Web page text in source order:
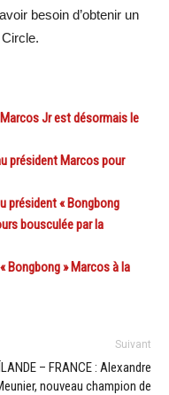
besoin d’obtenir un
Marcos Jr est désormais le
président Marcos pour
président « Bongbong
bousculée par la
Bongbong » Marcos à la
Suivant
– FRANCE : Alexandre
nouveau champion de